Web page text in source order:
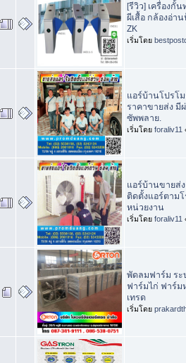
[รีวิว] เครื่องกั้
ผีเสื้อ กล้องอ่า
ZK
เริ่มโดย
แอร์บ้านโปรโ
ราคาขายส่ง มี
ซัพพลาย.
เริ่มโดย foraliv11
แอร์บ้านขายส่
ติดตั้งแอร์ตาม
หน่วยงาน
เริ่มโดย foraliv11
พัดลมฟาร์ม ระ
ฟาร์มไก่ ฟาร์ม
เทรด
เริ่มโดย